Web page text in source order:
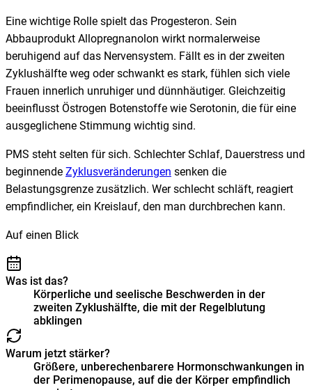
Eine wichtige Rolle spielt das Progesteron. Sein
Abbauprodukt Allopregnanolon wirkt normalerweise
beruhigend auf das Nervensystem. Fällt es in der zweiten
Zyklushälfte weg oder schwankt es stark, fühlen sich viele
Frauen innerlich unruhiger und dünnhäutiger. Gleichzeitig
beeinflusst Östrogen Botenstoffe wie Serotonin, die für eine
ausgeglichene Stimmung wichtig sind.
PMS steht selten für sich. Schlechter Schlaf, Dauerstress und
beginnende Zyklusveränderungen senken die
Belastungsgrenze zusätzlich. Wer schlecht schläft, reagiert
empfindlicher, ein Kreislauf, den man durchbrechen kann.
Auf einen Blick
Was ist das?
Körperliche und seelische Beschwerden in der
zweiten Zyklushälfte, die mit der Regelblutung
abklingen
Warum jetzt stärker?
Größere, unberechenbarere Hormonschwankungen in
der Perimenopause, auf die der Körper empfindlich